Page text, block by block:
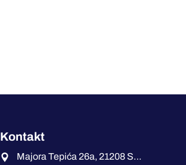
Kontakt
Majora Tepića 26a, 21208 Sremska Kamenica